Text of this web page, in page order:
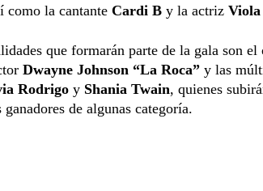
como la cantante Cardi B y la actriz
que formarán parte de la gala son el
Dwayne Johnson “La Roca” y las
Rodrigo y Shania Twain, quienes
de algunas categoría.